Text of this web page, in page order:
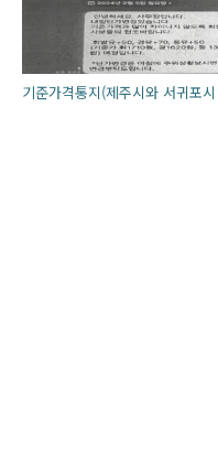
기준가격통지(제주시와 서귀포